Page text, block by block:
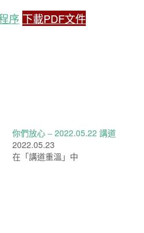
序 下載PDF文件
你們放心 – 2022.05.22 講道
2022.05.23
在「講道重溫」中